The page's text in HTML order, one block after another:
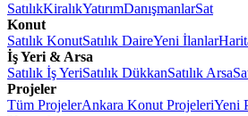
SatılıkKiralıkYatırımDanışmanlarSat
Konut
Satılık KonutSatılık DaireYeni İlanlar
İş Yeri & Arsa
Satılık İş YeriSatılık DükkanSatılık Arsa
Projeler
Tüm ProjelerAnkara Konut ProjeleriYeni